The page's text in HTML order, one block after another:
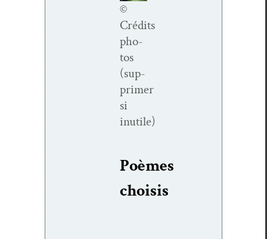
©
Crédits
pho­
tos
(sup­
primer
si
inutile)
Poèmes
choi­sis